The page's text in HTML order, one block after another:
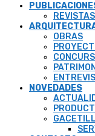
REVISTAS
OBRAS
NOVEDADES